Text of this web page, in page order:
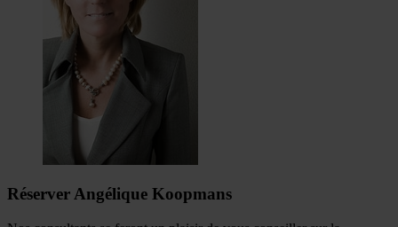
Réserver Angélique Koopmans